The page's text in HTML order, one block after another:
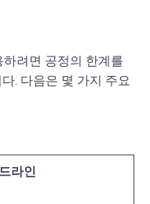
려면 공정의 한계를
. 다음은 몇 가지 주요
라인